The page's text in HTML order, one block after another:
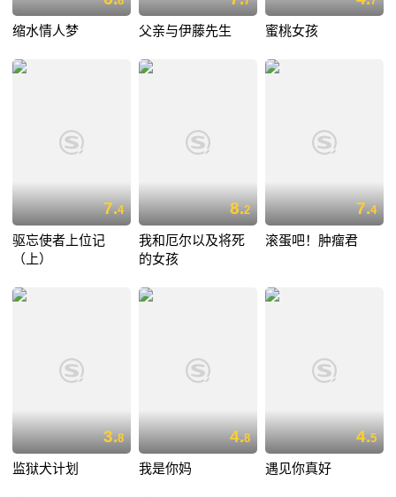
缩水情人梦 父亲与伊藤先生 蜜桃女孩
7.4
驱忘使者上位记
（上）
8.2
我和厄尔以及将死
的女孩
7.4
滚蛋吧！肿瘤君
3.8
监狱犬计划
4.8
我是你妈
4.5
遇见你真好